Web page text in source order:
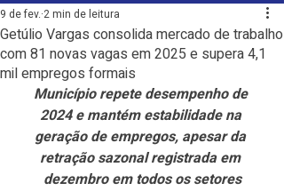
Getúlio Vargas consolida mercado de trabalho
com 81 novas vagas em 2025 e supera 4,1
mil empregos formais
9 de fev. 2 min de leitura
Município repete desempenho de
2024 e mantém estabilidade na
geração de empregos, apesar da
retração sazonal registrada em
dezembro em todos os setores